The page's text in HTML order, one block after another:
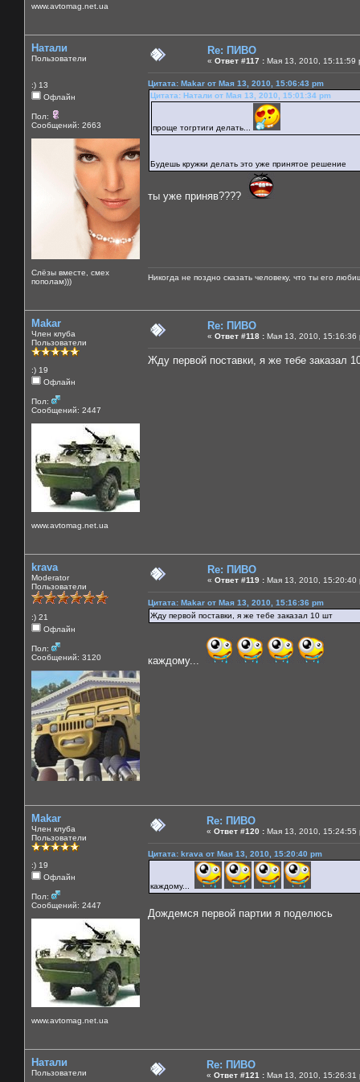
www.avtomag.net.ua
Натали
Пользователи
:) 13
Офлайн
Пол:
Сообщений: 2663
Слёзы вместе, смех
пополам)))
Re: ПИВО
« Ответ #117 : Мая 13, 2010, 15:11:59
Цитата: Makar от Мая 13, 2010, 15:06:43 pm
Цитата: Натали от Мая 13, 2010, 15:01:34 pm
проще тогртиги делать...
Будешь кружки делать это уже принятое решение
ты уже приняв????
Никогда не поздно сказать человеку, что ты его
Makar
Член клуба
Пользователи
:) 19
Офлайн
Пол:
Сообщений: 2447
www.avtomag.net.ua
Re: ПИВО
« Ответ #118 : Мая 13, 2010, 15:16:36
Жду первой поставки, я же тебе заказал
krava
Moderator
Пользователи
:) 21
Офлайн
Пол:
Сообщений: 3120
Re: ПИВО
« Ответ #119 : Мая 13, 2010, 15:20:40
Цитата: Makar от Мая 13, 2010, 15:16:36 pm
Жду первой поставки, я же тебе заказал 10 шт
каждому...
Makar
Член клуба
Пользователи
:) 19
Офлайн
Пол:
Сообщений: 2447
www.avtomag.net.ua
Re: ПИВО
« Ответ #120 : Мая 13, 2010, 15:24:55
Цитата: krava от Мая 13, 2010, 15:20:40 pm
каждому...
Дождемся первой партии я поделюсь
Натали
Пользователи
Re: ПИВО
« Ответ #121 : Мая 13, 2010, 15:26:31